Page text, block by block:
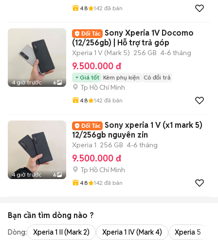
4.8 142 đã bán
4 giờ trước 6
Sony Xperia 1V Docomo
(12/256gb) | Hỗ trợ trả góp
Xperia 1 V (Mark 5) 256 GB 4-6 tháng
9.500.000 đ
Giá tốt Kèm phụ kiện Có đổi trả
Tp Hồ Chí Minh
4.8 142 đã bán
4 giờ trước 6
Sony xperia 1 V (x1 mark 5)
12/256gb nguyên zin
Xperia 1 256 GB 4-6 tháng
9.500.000 đ
Tp Hồ Chí Minh
4.8 142 đã bán
Bạn cần tìm dòng nào ?
Dòng: Xperia 1 II (Mark 2) Xperia 1 IV (Mark 4) Xperia 5